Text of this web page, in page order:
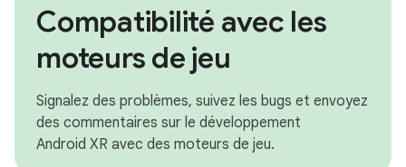
Compatibilité avec les
moteurs de jeu
Signalez des problèmes, suivez les bugs et envoyez
des commentaires sur le développement
Android XR avec des moteurs de jeu.